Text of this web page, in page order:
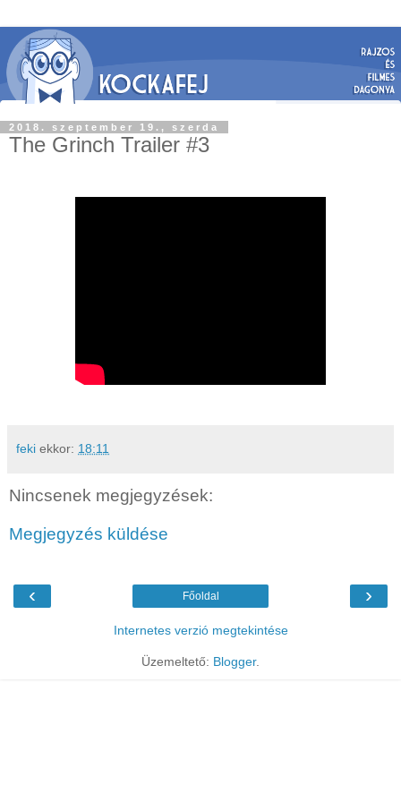
2018. szeptember 19., szerda
The Grinch Trailer #3
feki ekkor: 18:11
Nincsenek megjegyzések:
Megjegyzés küldése
‹ ›
Főoldal
Internetes verzió megtekintése
Üzemeltető: Blogger.